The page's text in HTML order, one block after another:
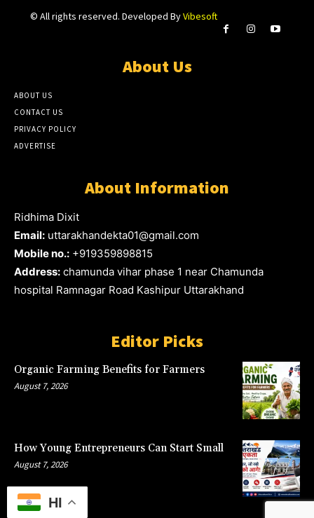
© All rights reserved. Developed ByVibesoft
About Us
ABOUT US
CONTACT US
PRIVACY POLICY
ADVERTISE
About Information
Ridhima Dixit
Email: uttarakhandekta01@gmail.com
Mobile no.: +919359898815
Address: chamunda vihar phase 1 near Chamunda
hospital Ramnagar Road Kashipur Uttarakhand
Editor Picks
Organic Farming Benefits for Farmers
August 7, 2026
How Young Entrepreneurs Can Start Small
August 7, 2026
HI